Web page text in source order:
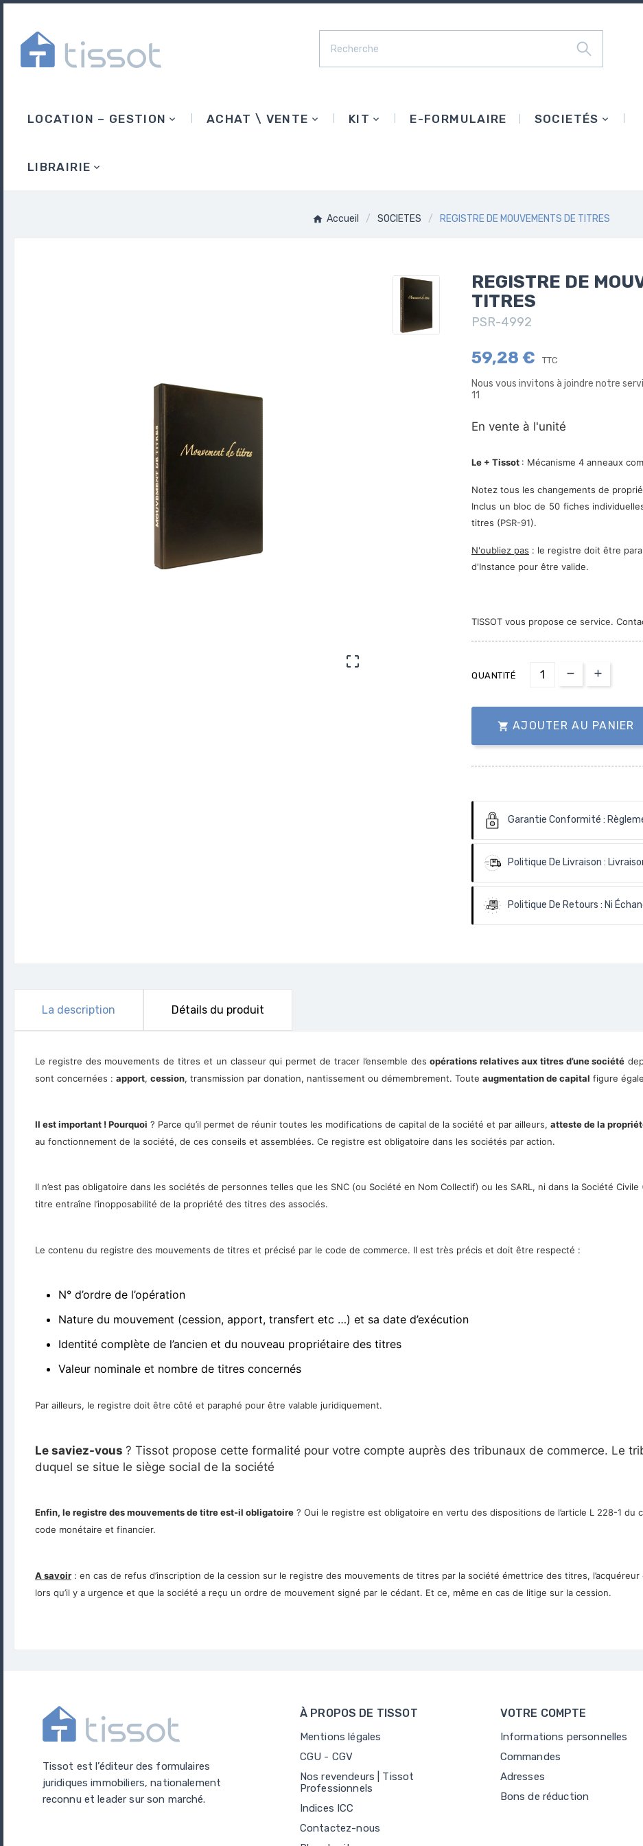
LOCATION – GESTION ACHAT \ VENTE KIT E-FORMULAIRE SOCIETÉS
LIBRAIRIE
Accueil SOCIETES REGISTRE DE MOUVEMENTS DE TITRES

REGISTRE DE
TITRES
PSR-4992
59,28 € TTC
Nous vous invitons à joindre notre
11
En vente à l'unité
Le + Tissot : Mécanisme 4 anneaux
Notez tous les changements de
Inclus un bloc de 50 fiches
titres (PSR-91).
N'oubliez pas : le registre doit être
d'Instance pour être valide.
TISSOT vous propose ce service.
QUANTITÉ
 AJOUTER AU PANIER
Garantie Conformité :
Politique De Livraison :
Politique De Retours : Ni
La description Détails du produit
Le registre des mouvements de titres et un classeur qui permet de tracer l’ensemble desopérations relatives aux titres d’une société
sont concernées : apport, cession, transmission par donation, nantissement ou démembrement. Toute augmentation de capital figure
Il est important ! Pourquoi ? Parce qu’il permet de réunir toutes les modifications de capital de la société et par ailleurs, atteste de la
au fonctionnement de la société, de ces conseils et assemblées. Ce registre est obligatoire dans les sociétés par action.
Il n’est pas obligatoire dans les sociétés de personnes telles que les SNC (ou Société en Nom Collectif) ou les SARL, ni dans la Société
titre entraîne l’inopposabilité de la propriété des titres des associés.
Le contenu du registre des mouvements de titres et précisé par le code de commerce. Il est très précis et doit être respecté :
N° d’ordre de l’opération
Nature du mouvement (cession, apport, transfert etc …) et sa date d’exécution
Identité complète de l’ancien et du nouveau propriétaire des titres
Valeur nominale et nombre de titres concernés
Par ailleurs, le registre doit être côté et paraphé pour être valable juridiquement.
Le saviez-vous ? Tissot propose cette formalité pour votre compte auprès des tribunaux de commerce. Le
duquel se situe le siège social de la société
Enfin, le registre des mouvements de titre est-il obligatoire ? Oui le registre est obligatoire en vertu des dispositions de l’article L 228-1
code monétaire et financier.
A savoir : en cas de refus d’inscription de la cession sur le registre des mouvements de titres par la société émettrice des titres,
lors qu’il y a urgence et que la société a reçu un ordre de mouvement signé par le cédant. Et ce, même en cas de litige sur la cession.
Tissot est l’éditeur des formulaires
juridiques immobiliers, nationalement
reconnu et leader sur son marché.
À PROPOS DE TISSOT
Mentions légales
CGU - CGV
Nos revendeurs | Tissot
Professionnels
Indices ICC
Contactez-nous
VOTRE COMPTE
Informations personnelles
Commandes
Adresses
Bons de réduction